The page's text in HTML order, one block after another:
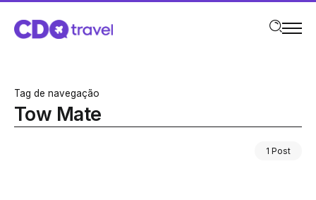
Tag de navegação
Tow Mate
1 Post